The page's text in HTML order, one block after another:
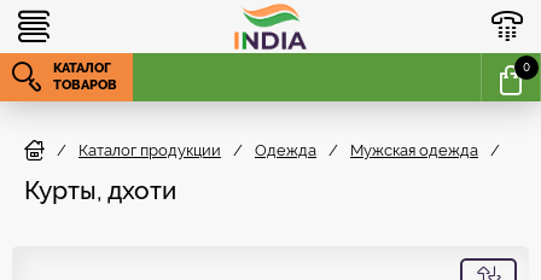
КАТАЛОГ
ТОВАРОВ
0
/ Каталог продукции / Одежда / Мужская одежда /
Курты, дхоти